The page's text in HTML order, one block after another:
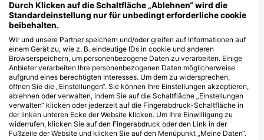
Dive Center, die diesen Tauchplatz
anbieten
Khao Lak Scuba Adventures
13/47 Moo 7, T. Khuk Khak, 82220
A. Takuapa, Phang Nga, Thailand
Blue Planet Divers
150/1 Moo 1, Saladaan, 81150 Koh
Lanta, Krabi, Thailand
Durch Klicken auf die Schaltfläche „Ablehnen“ wird die
Standardeinstellung nur für unbedingt erforderliche cookie
beibehalten.
Wir und unsere Partner speichern und/oder greifen auf Informationen auf
einem Gerät zu, wie z. B. eindeutige IDs in cookie und anderen
Browserspeichern, um personenbezogene Daten zu verarbeiten. Einige
Anbieter verarbeiten Ihre personenbezogenen Daten möglicherweise
aufgrund eines berechtigten Interesses. Um dem zu widersprechen,
öffnen Sie die „Einstellungen“. Sie können Ihre Einstellungen akzeptieren,
ablehnen oder verwalten, indem Sie auf die Schaltfläche „Einstellungen
verwalten“ klicken oder jederzeit auf die Fingerabdruck-Schaltfläche in
der linken unteren Ecke der Website klicken. Um Ihre Einwilligung zu
widerrufen, klicken Sie auf den Fingerabdruck oder den Link in der
Fußzeile der Website und klicken Sie auf den Menüpunkt „Meine Daten“.